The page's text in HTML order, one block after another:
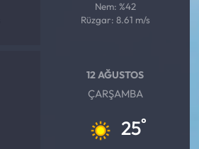
Nem: %42
Rüzgar: 8.61 m/s
12 AĞUSTOS
ÇARŞAMBA
25°